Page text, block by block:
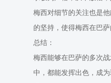
梅西对细节的关注也是
的坚持，使得梅西在巴
总结：
梅西能够在巴萨的多次
中，都能发挥出色，成